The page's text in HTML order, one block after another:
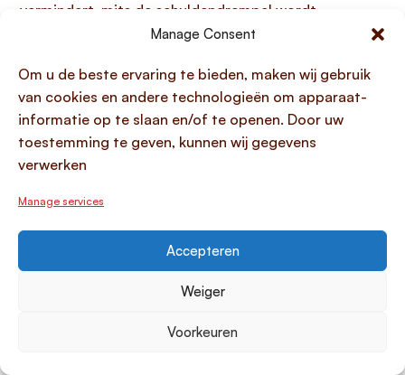
Manage Consent
Om u de beste ervaring te bieden, maken wij gebruik
van cookies en andere technologieën om apparaat-
informatie op te slaan en/of te openen. Door uw
toestemming te geven, kunnen wij gegevens
verwerken
Manage services
Accepteren
Weiger
Voorkeuren
vermindert, mits de schuldendrempel wordt
persoonlijke lening
is hiervoor de
particulieren in bijna alle gevallen de mogelijkheid tot
boetevrij vervroegd aflossen. Deze flexibiliteit is
waardevol om uw schuld actief te beheren, wat direct
invloed heeft op uw box 3-vermogen. Een specifiek
detail voor een autolening is dat de rentevoet kan
kennen doorgaans een hoger rentepercentage dan
voor nieuwere modellen.
Wat zijn de fiscale regels voor een
onderhandse lening in box 3?
De fiscale regels voor een onderhandse lening in box